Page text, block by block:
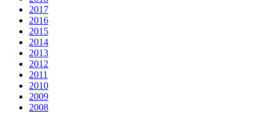
2017
2016
2015
2014
2013
2012
2011
2010
2009
2008